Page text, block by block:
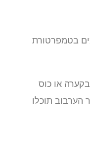
בטמפרטורת
או כוס
הערבוב תוכלו